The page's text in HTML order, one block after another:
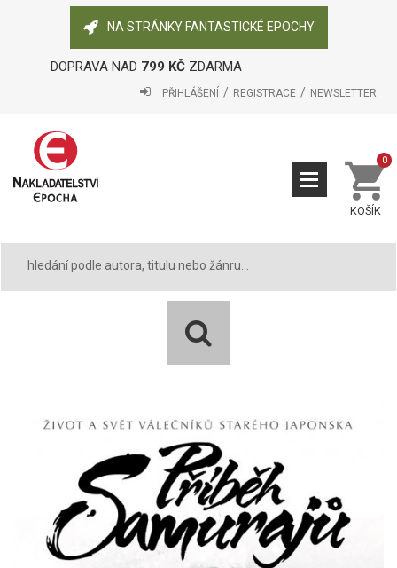
NA STRÁNKY FANTASTICKÉ EPOCHY
DOPRAVA NAD 799 KČZDARMA
PŘIHLÁŠENÍ REGISTRACE NEWSLETTER
KOŠÍK
0